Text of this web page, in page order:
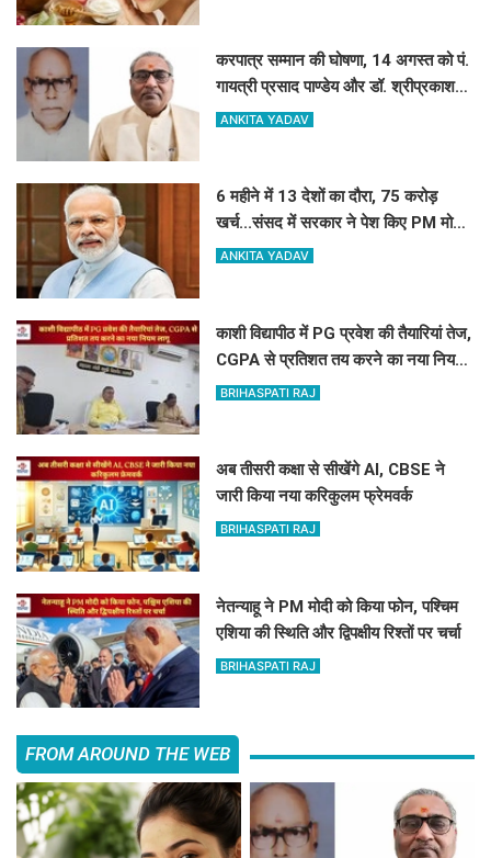
करपात्र सम्मान की घोषणा, 14 अगस्त को पं.
गायत्री प्रसाद पाण्डेय और डॉ. श्रीप्रकाश
मिश्र करपात्र गौरव से होंगे सम्मानित
ANKITA YADAV
6 महीने में 13 देशों का दौरा, 75 करोड़
खर्च...संसद में सरकार ने पेश किए PM मोदी
की विदेश यात्रा के आकड़े
ANKITA YADAV
काशी विद्यापीठ में PG प्रवेश की तैयारियां तेज,
CGPA से प्रतिशत तय करने का नया नियम
लागू
BRIHASPATI RAJ
अब तीसरी कक्षा से सीखेंगे AI, CBSE ने
जारी किया नया करिकुलम फ्रेमवर्क
BRIHASPATI RAJ
नेतन्याहू ने PM मोदी को किया फोन, पश्चिम
एशिया की स्थिति और द्विपक्षीय रिश्तों पर चर्चा
BRIHASPATI RAJ
FROM AROUND THE WEB